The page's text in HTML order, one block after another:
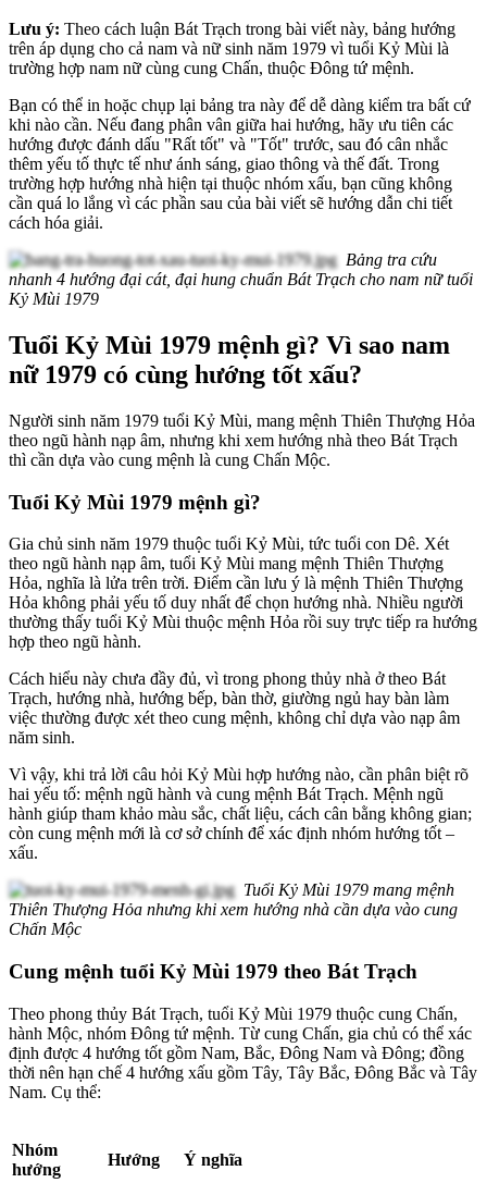
Lưu ý: Theo cách luận Bát Trạch trong bài viết này, bảng hướng
trên áp dụng cho cả nam và nữ sinh năm 1979 vì tuổi Kỷ Mùi là
trường hợp nam nữ cùng cung Chấn, thuộc Đông tứ mệnh.
Bạn có thể in hoặc chụp lại bảng tra này để dễ dàng kiểm tra bất cứ
khi nào cần. Nếu đang phân vân giữa hai hướng, hãy ưu tiên các
hướng được đánh dấu "Rất tốt" và "Tốt" trước, sau đó cân nhắc
thêm yếu tố thực tế như ánh sáng, giao thông và thế đất. Trong
trường hợp hướng nhà hiện tại thuộc nhóm xấu, bạn cũng không
cần quá lo lắng vì các phần sau của bài viết sẽ hướng dẫn chi tiết
cách hóa giải.
Bảng tra cứu
nhanh 4 hướng đại cát, đại hung chuẩn Bát Trạch cho nam nữ tuổi
Kỷ Mùi 1979
Tuổi Kỷ Mùi 1979 mệnh gì? Vì sao nam
nữ 1979 có cùng hướng tốt xấu?
Người sinh năm 1979 tuổi Kỷ Mùi, mang mệnh Thiên Thượng Hỏa
theo ngũ hành nạp âm, nhưng khi xem hướng nhà theo Bát Trạch
thì cần dựa vào cung mệnh là cung Chấn Mộc.
Tuổi Kỷ Mùi 1979 mệnh gì?
Gia chủ sinh năm 1979 thuộc tuổi Kỷ Mùi, tức tuổi con Dê. Xét
theo ngũ hành nạp âm, tuổi Kỷ Mùi mang mệnh Thiên Thượng
Hỏa, nghĩa là lửa trên trời. Điểm cần lưu ý là mệnh Thiên Thượng
Hỏa không phải yếu tố duy nhất để chọn hướng nhà. Nhiều người
thường thấy tuổi Kỷ Mùi thuộc mệnh Hỏa rồi suy trực tiếp ra hướng
hợp theo ngũ hành.
Cách hiểu này chưa đầy đủ, vì trong phong thủy nhà ở theo Bát
Trạch, hướng nhà, hướng bếp, bàn thờ, giường ngủ hay bàn làm
việc thường được xét theo cung mệnh, không chỉ dựa vào nạp âm
năm sinh.
Vì vậy, khi trả lời câu hỏi Kỷ Mùi hợp hướng nào, cần phân biệt rõ
hai yếu tố: mệnh ngũ hành và cung mệnh Bát Trạch. Mệnh ngũ
hành giúp tham khảo màu sắc, chất liệu, cách cân bằng không gian;
còn cung mệnh mới là cơ sở chính để xác định nhóm hướng tốt –
xấu.
Tuổi Kỷ Mùi 1979 mang mệnh
Thiên Thượng Hỏa nhưng khi xem hướng nhà cần dựa vào cung
Chấn Mộc
Cung mệnh tuổi Kỷ Mùi 1979 theo Bát Trạch
Theo phong thủy Bát Trạch, tuổi Kỷ Mùi 1979 thuộc cung Chấn,
hành Mộc, nhóm Đông tứ mệnh. Từ cung Chấn, gia chủ có thể xác
định được 4 hướng tốt gồm Nam, Bắc, Đông Nam và Đông; đồng
thời nên hạn chế 4 hướng xấu gồm Tây, Tây Bắc, Đông Bắc và Tây
Nam. Cụ thể:
Nhóm
hướng
Hướng Ý nghĩa